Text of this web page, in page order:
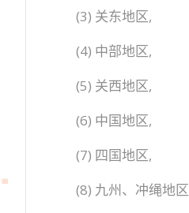
(3) 关东地区,
(4) 中部地区,
(5) 关西地区,
(6) 中国地区,
(7) 四国地区,
(8) 九州、冲绳地区